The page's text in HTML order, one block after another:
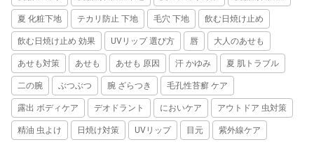
夏 化粧下地 テカリ防止 下地 毛穴 下地 飲む日焼け止め
飲む日焼け止め 効果 UVリップ 選び方 唇 大人のあせも
あせも対策 あせも あせも 原因 汗 かゆみ 夏 肌トラブル
二の腕 ぶつぶつ 腕 ざらつき 毛孔性苔癬 ケア
露出 ボディケア デオドラント においケア アウトドア 虫対策
精油 虫よけ 日焼け対策 UVリップ 目元 紫外線ケア